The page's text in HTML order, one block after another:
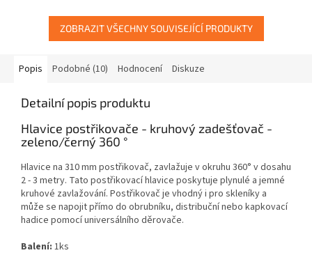
ZOBRAZIT VŠECHNY SOUVISEJÍCÍ PRODUKTY
Popis Podobné (10) Hodnocení Diskuze
Detailní popis produktu
Hlavice postřikovače - kruhový zadešťovač -
zeleno/černý 360 °
Hlavice na 310 mm postřikovač, zavlažuje v okruhu 360° v dosahu
2 - 3 metry. Tato postřikovací hlavice poskytuje plynulé a jemné
kruhové zavlažování. Postřikovač je vhodný i pro skleníky a
může se napojit přímo do obrubníku, distribuční nebo kapkovací
hadice pomocí universálního děrovače.
Balení: 1ks